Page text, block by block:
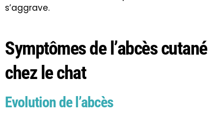
s’aggrave.
Symptômes de l’abcès cutané
chez le chat
Evolution de l’abcès